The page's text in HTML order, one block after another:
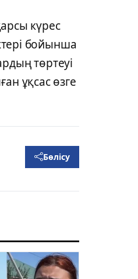
күрес
бойынша
төртеуі
ұқсас өзге
Бөлісу